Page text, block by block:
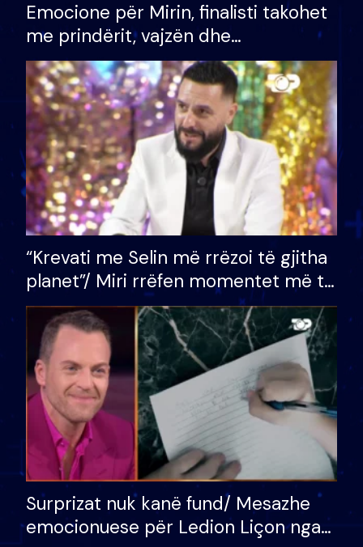
Emocione për Mirin, finalisti takohet
me prindërit, vajzën dhe
bashkëshorten: S’kemi ndonjë letër
divorci apo jo?
“Krevati me Selin më rrëzoi të gjitha
planet”/ Miri rrëfen momentet më të
bukura në shtëpinë e BB VIP: Do më
mungojë zilja e mëngjesit kur…
Surprizat nuk kanë fund/ Mesazhe
emocionuese për Ledion Liçon nga